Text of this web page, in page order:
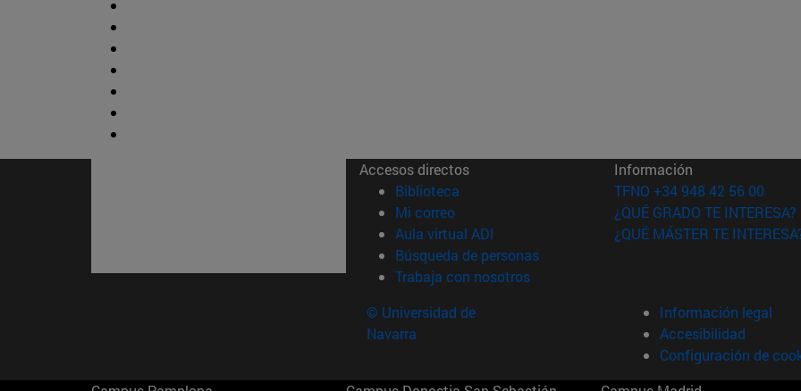
Accesos directos
Biblioteca (abre en nueva ventana)
Mi correo(abre en nueva ventana)
Aula virtual ADI (abre en nueva ventana)
Búsqueda de personas(abre en nueva ventana)
Trabaja con nosotros(abre en nueva ventana)
Información
TFNO +34 948 42 56 00
¿QUÉ GRADO TE INTERESA?
¿QUÉ MÁSTER TE
© Universidad de
Navarra
Información legal
Accesibilidad
Configuración de